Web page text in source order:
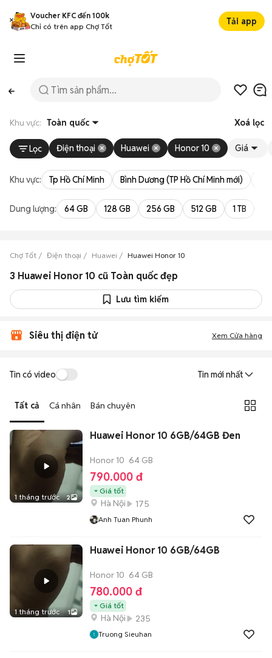
Voucher KFC đến 100k
Chỉ có trên app Chợ Tốt
Tải app
Khu vực: Toàn quốc Xoá lọc
Lọc Điện thoại Huawei Honor 10 Giá
Khu vực: Tp Hồ Chí Minh Bình Dương (TP Hồ Chí Minh mới)
Dung lượng: 64 GB 128 GB 256 GB 512 GB 1 TB
Chợ Tốt Điện thoại Huawei Huawei Honor 10
3 Huawei Honor 10 cũ Toàn quốc đẹp
Lưu tìm kiếm
Siêu thị điện tử Xem Cửa hàng
Tin có video Tin mới nhất
Tất cả Cá nhân Bán chuyên
1 tháng trước 2
Huawei Honor 10 6GB/64GB Đen
Honor 10 64 GB
790.000 đ
Giá tốt
Hà Nội 175
Anh Tuan Phunh
1 tháng trước 1
Huawei Honor 10 6GB/64GB
Honor 10 64 GB
780.000 đ
Giá tốt
Hà Nội 235
Truong Sieuhan